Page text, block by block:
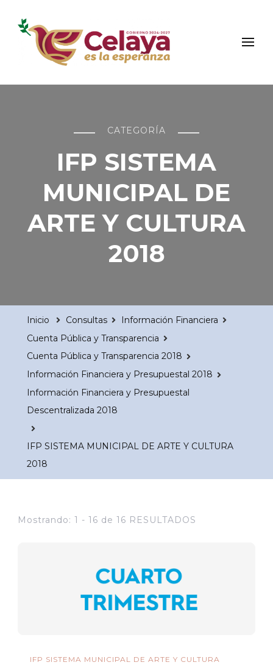
Municipio de Celaya
Portal Oficial del Municipio de Celaya
CATEGORÍA
IFP SISTEMA
MUNICIPAL DE
ARTE Y CULTURA
2018
Inicio Consultas
Información Financiera
Cuenta Pública y Transparencia
Cuenta Pública y Transparencia 2018
Información Financiera y Presupuestal 2018
Información Financiera y Presupuestal
Descentralizada 2018
IFP SISTEMA MUNICIPAL DE ARTE Y CULTURA
2018
Mostrando: 1 - 16 de 16 RESULTADOS
IFP SISTEMA MUNICIPAL DE ARTE Y CULTURA